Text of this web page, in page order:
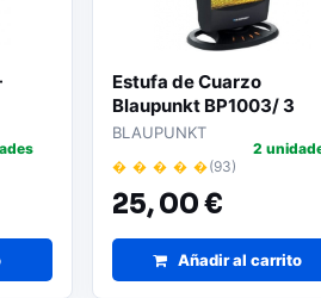
Estufa de Cuarzo
Blaupunkt BP1003/ 3
niveles de potencia/
BLAUPUNKT
� � � � �(93)
25,00 €
2
Añadir al carrito